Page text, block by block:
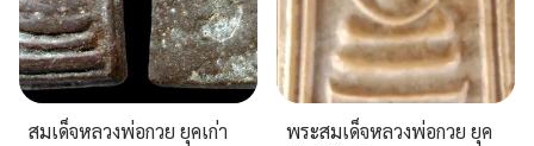
สมเด็จหลวงพ่อกวย ยุคเก่า
พระสมเด็จหลวงพ่อกวย ยุค